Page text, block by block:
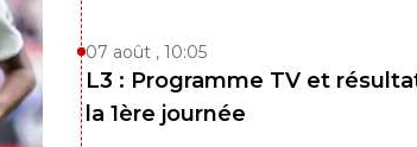
07 août , 10:05
L3 : Programme TV et
la 1ère journée